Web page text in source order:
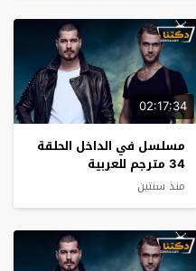
02:17:34
مسلسل في الداخل الحلقة
34 مترجم للعربية
منذ سنتين